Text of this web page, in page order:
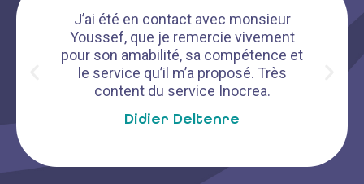
J’ai été en contact avec monsieur
Youssef, que je remercie vivement
pour son amabilité, sa compétence et
le service qu’il m’a proposé. Très
content du service Inocrea.
Didier Deltenre